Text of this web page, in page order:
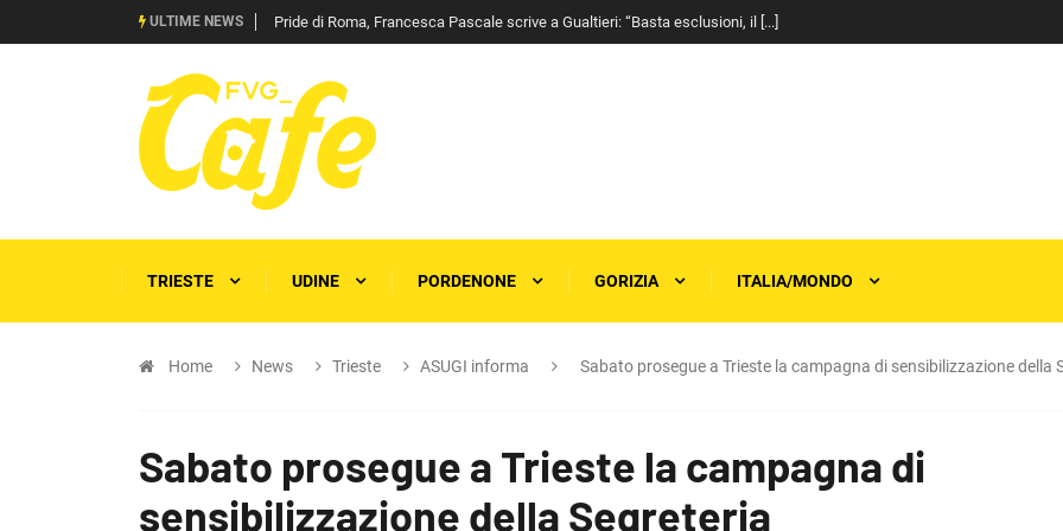
ULTIME NEWS Pride di Roma, Francesca Pascale scrive a Gualtieri: “Basta esclusioni, il [...]
TRIESTE UDINE PORDENONE GORIZIA ITALIA/MONDO
Home News Trieste ASUGI informa Sabato prosegue a Trieste la campagna di sensibilizzazione della
Sabato prosegue a Trieste la campagna di
sensibilizzazione della Segreteria